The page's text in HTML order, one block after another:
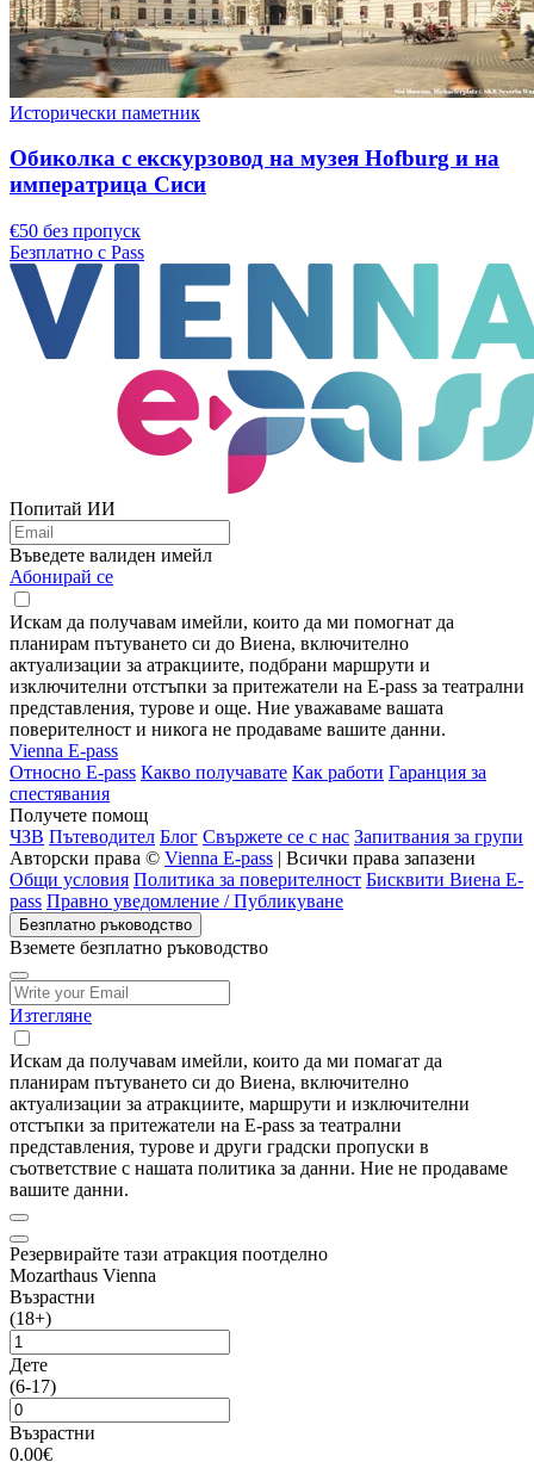
Исторически паметник
Обиколка с екскурзовод на музея Hofburg и на
императрица Сиси
€50 без пропуск
Безплатно с Pass
Попитай ИИ
Въведете валиден имейл
Абонирай се
Искам да получавам имейли, които да ми помогнат да
планирам пътуването си до Виена, включително
актуализации за атракциите, подбрани маршрути и
изключителни отстъпки за притежатели на E-pass за театрални
представления, турове и още. Ние уважаваме вашата
поверителност и никога не продаваме вашите данни.
Vienna E-pass
Относно E-pass Какво получавате Как работи Гаранция за
спестявания
Получете помощ
ЧЗВ Пътеводител Блог Свържете се с нас Запитвания за групи
Авторски права © Vienna E-pass | Всички права запазени
Общи условия Политика за поверителност Бисквити Виена E-
pass Правно уведомление / Публикуване
Безплатно ръководство
Вземете безплатно ръководство
Изтегляне
Искам да получавам имейли, които да ми помагат да
планирам пътуването си до Виена, включително
актуализации за атракциите, маршрути и изключителни
отстъпки за притежатели на E-pass за театрални
представления, турове и други градски пропуски в
съответствие с нашата политика за данни. Ние не продаваме
вашите данни.
Резервирайте тази атракция поотделно
Mozarthaus Vienna
Възрастни
(18+)
Дете
(6-17)
Възрастни
0.00€